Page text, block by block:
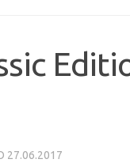
27.06.2017